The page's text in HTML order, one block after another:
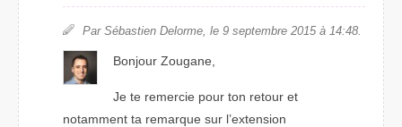
Par Sébastien Delorme, le 9 septembre 2015 à 14:48.
Bonjour Zougane,
Je te remercie pour ton retour et
notamment ta remarque sur l’extension